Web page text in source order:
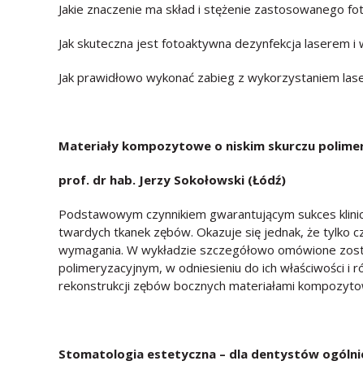
Jakie znaczenie ma skład i stężenie zastosowanego
Jak skuteczna jest fotoaktywna dezynfekcja laserem i
Jak prawidłowo wykonać zabieg z wykorzystaniem
Materiały kompozytowe o niskim skurczu
prof. dr hab. Jerzy Sokołowski (Łódź)
Podstawowym czynnikiem gwarantującym sukces
twardych tkanek zębów. Okazuje się jednak, że tylko
wymagania. W wykładzie szczegółowo omówione
polimeryzacyjnym, w odniesieniu do ich właściwości i
rekonstrukcji zębów bocznych materiałami
Stomatologia estetyczna – dla dentystów ogó